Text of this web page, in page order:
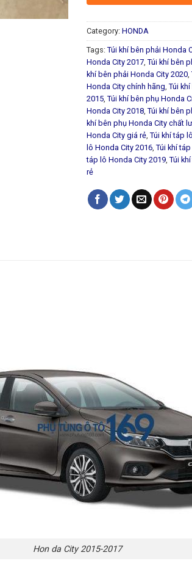
Category: HONDA
Tags: Túi khí bên phải Honda
Honda City 2017 Túi khí bên
khí bên phải Honda City 2020
Honda City chính hãng Túi
2015 Túi khí bên phụ Honda
Honda City 2018 Túi khí bên
khí bên phụ Honda City chất
Honda City giá rẻ Túi khí táp
lô Honda City 2016 Túi khí
táp lô Honda City 2019 Túi
rẻ
Hon da City 2015-2017